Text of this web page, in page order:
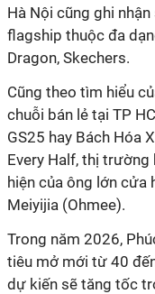
Hà Nội cũng ghi
flagship thuộc đa
Dragon, Skechers.
Cũng theo tìm hiểu
chuỗi bán lẻ tại TP
GS25 hay Bách Hóa
Every Half, thị
hiện của ông lớn cửa
Meiyijia (Ohmee).
Trong năm 2026,
tiêu mở mới từ 40
dự kiến sẽ tăng tốc